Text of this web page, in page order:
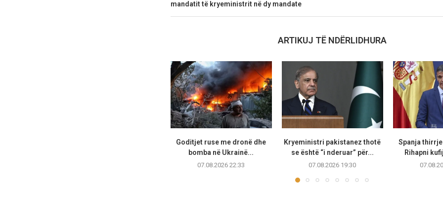
mandatit të kryeministrit në dy mandate
ARTIKUJ TË NDËRLIDHURA
Goditjet ruse me dronë dhe
bomba në Ukrainë...
07.08.2026 22:33
Kryeministri pakistanez thotë
se është “i nderuar” për...
07.08.2026 19:30
Spanja
Rihapni